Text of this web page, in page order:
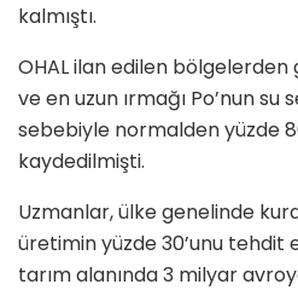
kalmıştı.
OHAL ilan edilen
ve en uzun ırmağı Po’nun su
sebebiyle normalden yüzde
kaydedilmişti.
Uzmanlar, ülke genelinde
üretimin yüzde 30’unu tehdit
tarım alanında 3 milyar